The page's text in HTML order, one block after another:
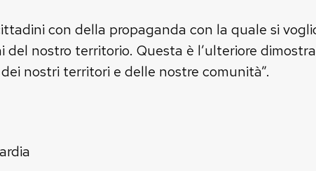
con della propaganda con la quale si
nostro territorio. Questa è l’ulteriore
nostri territori e delle nostre comunità”.